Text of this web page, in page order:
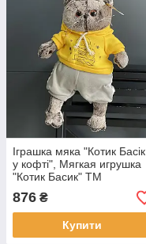
Іграшка мяка "Котик Басік
у кофті", Мягкая игрушка
"Котик Басик" ТМ
"Сонечко"
876 ₴
Купити